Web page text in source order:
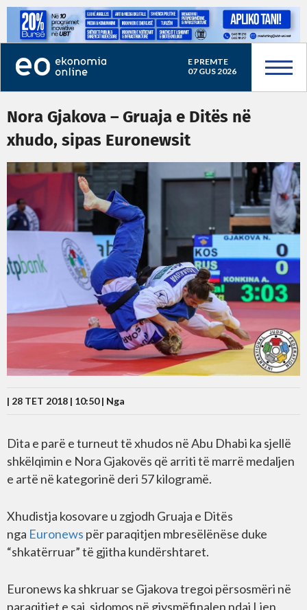
E PREMTE
07 GUS 2026
Nora Gjakova – Gruaja e Ditës në
xhudo, sipas Euronewsit
| 28 TET 2018 | 10:50 | Nga
Dita e parë e turneut të xhudos në Abu Dhabi ka sjellë
shkëlqimin e Nora Gjakovës që arriti të marrë medaljen
e artë në kategorinë deri 57 kilogramë.
Xhudistja kosovare u zgjodh Gruaja e Ditës
nga Euronews për paraqitjen mbresëlënëse duke
“shkatërruar” të gjitha kundërshtaret.
Euronews ka shkruar se Gjakova tregoi përsosmëri në
paraqitjet e saj, sidomos në gjysmëfinalen ndaj Lien